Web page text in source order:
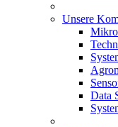
Unsere
Data